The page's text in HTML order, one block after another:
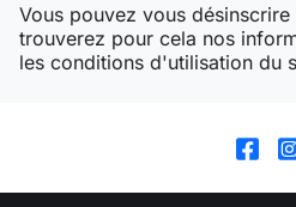
Vous pouvez vous
trouverez pour cela nos
les conditions d'utilisation du